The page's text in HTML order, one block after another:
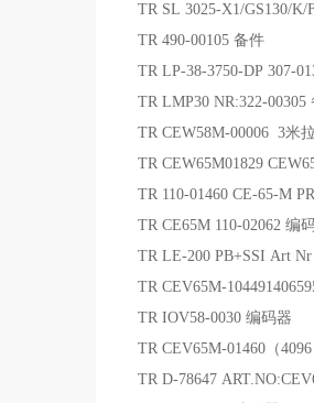
TR SL 3025-X1/GS130/
TR 490-00105 备件
TR LP-38-3750-DP 307-
TR LMP30 NR:322-00305
TR CEW58M-00006 3米
TR CEW65M01829
TR 110-01460 CE-65-M
TR CE65M 110-02062 编
TR LE-200 PB+SSI Art
TR CEV65M-
TR IOV58-0030 编码器
TR CEV65M-01460（
TR D-78647